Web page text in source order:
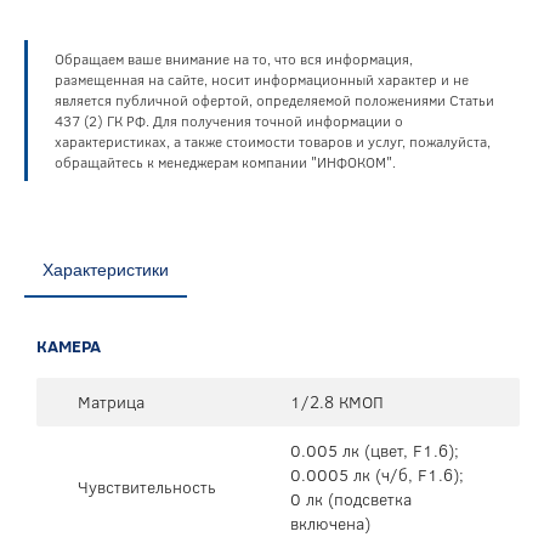
Обращаем ваше внимание на то, что вся информация,
размещенная на сайте, носит информационный характер и не
является публичной офертой, определяемой положениями Статьи
437 (2) ГК РФ. Для получения точной информации о
характеристиках, а также стоимости товаров и услуг, пожалуйста,
обращайтесь к менеджерам компании "ИНФОКОМ".
Характеристики
КАМЕРА
Матрица 1/2.8 КМОП
Чувствительность
0.005 лк (цвет, F1.6);
0.0005 лк (ч/б, F1.6);
0 лк (подсветка
включена)